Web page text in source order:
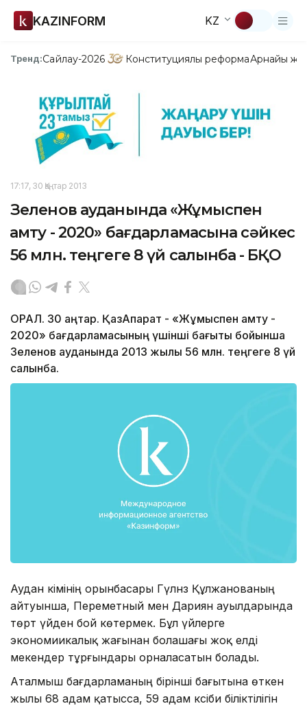
KAZINFORM KZ
Тренд:Сайлау-2026 Конституциялық реформаАрнайы
17:17, 30 Қаңтар 2013
Зеленов ауданында «Жұмыспен
қамту - 2020» бағдарламасына сәйкес
56 млн. теңгеге 8 үй салынбақ - БҚО
ОРАЛ. 30 қаңтар. ҚазАқпарат - «Жұмыспен қамту -
2020» бағдарламасының үшінші бағыты бойынша
Зеленов ауданында 2013 жылы 56 млн. теңгеге 8 үй
салынбақ.
Аудан әкімінің орынбасары Гүлнәз Құлжанованың
айтуынша, Переметный мен Дариян ауылдарында
төрт үйден бой көтермек. Бұл үйлерге
экономиикалық жағынан болашағы жоқ елді
мекендер тұрғындары орналасатын болады.
Аталмыш бағдарламаның бірінші бағытына өткен
жылы 68 адам қатысса, 59 адам кәсіби біліктілігін